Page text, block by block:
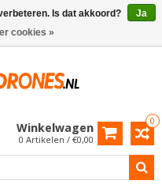
0
Winkelwagen
0 Artikelen / €0,00
Is dat akkoord?
Ja
cookies »